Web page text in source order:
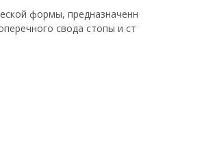
формы, предназначенн
свода стопы и ст